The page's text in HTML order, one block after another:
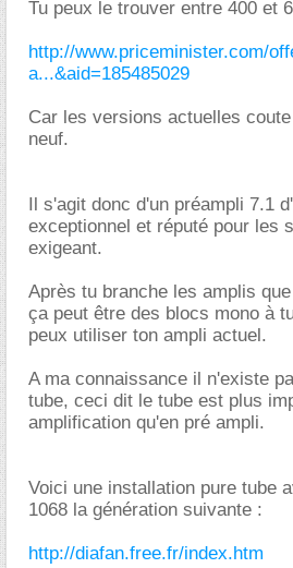
Tu peux le trouver entre 400 et
http://www.priceminister.com/
a...&aid=185485029
Car les versions actuelles
neuf.
Il s'agit donc d'un préampli 7.1
exceptionnel et réputé pour les
exigeant.
Après tu branche les amplis
ça peut être des blocs mono à
peux utiliser ton ampli actuel.
A ma connaissance il n'existe
tube, ceci dit le tube est plus
amplification qu'en pré ampli.
Voici une installation pure tube
1068 la génération suivante :
http://diafan.free.fr/index.htm